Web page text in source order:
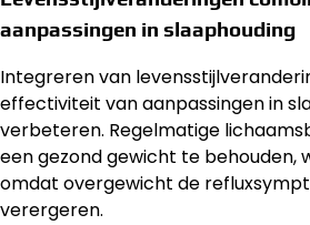
aanpassingen in slaaphouding
Integreren van
effectiviteit van aanpassingen in
verbeteren. Regelmatige
een gezond gewicht te behouden,
omdat overgewicht de
verergeren.